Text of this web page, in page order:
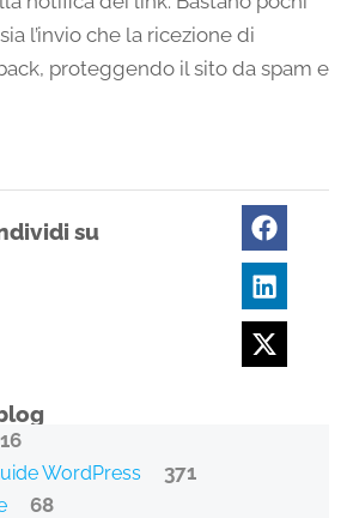
l’invio che la ricezione di
proteggendo il sito da spam e
su
16
WordPress 371
68